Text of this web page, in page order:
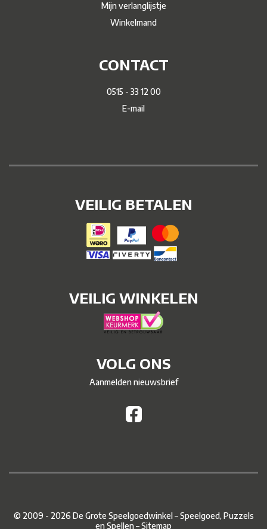
Mijn verlanglijstje
Winkelmand
CONTACT
0515 - 33 12 00
E-mail
VEILIG BETALEN
VEILIG WINKELEN
VOLG ONS
Aanmelden nieuwsbrief
© 2009 - 2026 De Grote Speelgoedwinkel – Speelgoed, Puzzels
en Spellen –Sitemap